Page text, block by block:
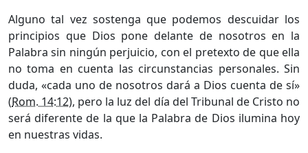
Alguno tal vez sostenga que podemos descuidar los
principios que Dios pone delante de nosotros en la
Palabra sin ningún perjuicio, con el pretexto de que ella
no toma en cuenta las circunstancias personales. Sin
duda, «cada uno de nosotros dará a Dios cuenta de sí»
(Rom. 14:12), pero la luz del día del Tribunal de Cristo no
será diferente de la que la Palabra de Dios ilumina hoy
en nuestras vidas.